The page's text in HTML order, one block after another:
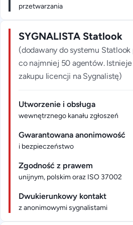
przetwarzania
SYGNALISTA Statlook
(dodawany do systemu Statlook
co najmniej 50 agentów.
zakupu licencji na Sygnalistę)
Utworzenie i obsługa
wewnętrznego kanału zgłoszeń
Gwarantowana anonimowość
i bezpieczeństwo
Zgodność z prawem
unijnym, polskim oraz ISO 37002
Dwukierunkowy kontakt
z anonimowymi sygnalistami